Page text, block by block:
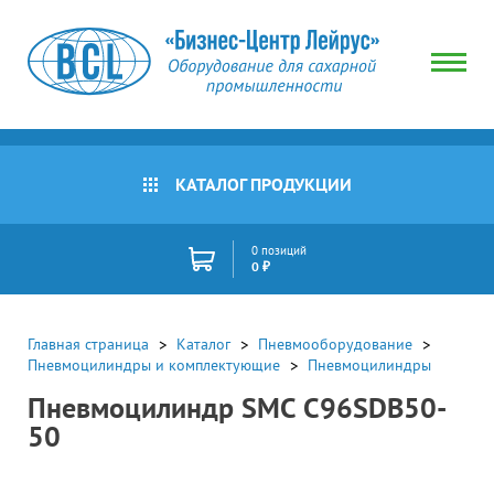
КАТАЛОГ ПРОДУКЦИИ
0 позиций
0 ₽
Главная страница Каталог
Пневмооборудование
Пневмоцилиндры и комплектующие
Пневмоцилиндры
Пневмоцилиндр SMC C96SDB50-
50